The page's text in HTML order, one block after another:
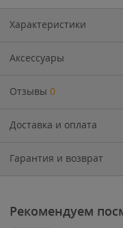
Характеристики
Аксессуары
Отзывы 0
Доставка и оплата
Гарантия и возврат
Рекомендуем